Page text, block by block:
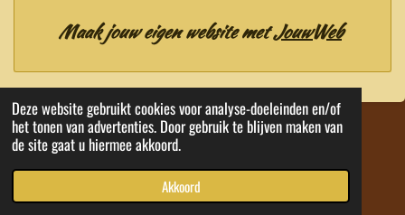
Deze website gebruikt cookies voor analyse-doeleinden en/of
het tonen van advertenties. Door gebruik te blijven maken van
de site gaat u hiermee akkoord.
Akkoord
Maak jouw eigen website met JouwWeb
© 2020 - 2026 EMA Kwaliteit Tubes
Powered byJouwWeb